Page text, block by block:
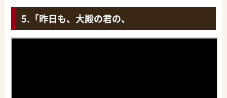
「昨日も、大殿の君の、